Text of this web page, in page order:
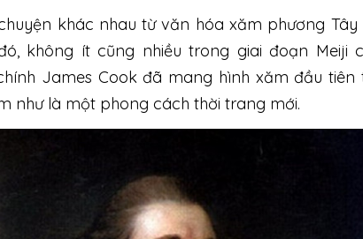
khác nhau từ văn hóa xăm phương Tây
không ít cũng nhiều trong giai đoạn Meiji
James Cook đã mang hình xăm đầu tiên
như là một phong cách thời trang mới.